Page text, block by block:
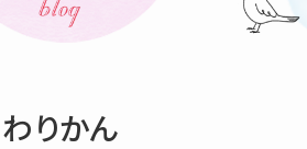
料金
の母ダイアリー
わりかん
(8)